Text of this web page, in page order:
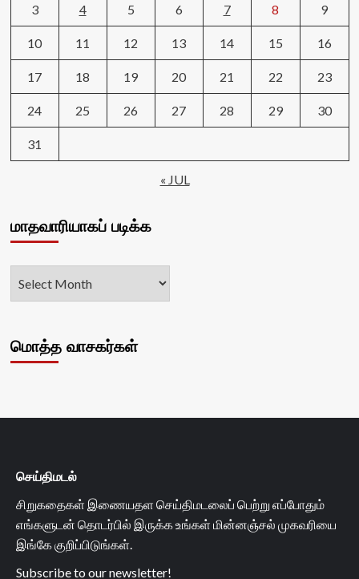
3 4 5 6 7 8 9
10 11 12 13 14 15 16
17 18 19 20 21 22 23
24 25 26 27 28 29 30
31
« JUL
மாதவாரியாகப் படிக்க
மொத்த வாசகர்கள்
செய்திமடல்
சிறுகதைகள் இணையதள செய்திமடலைப் பெற்று எப்போதும்
எங்களுடன் தொடர்பில் இருக்க உங்கள் மின்னஞ்சல் முகவரியை
இங்கே குறிப்பிடுங்கள்.
Subscribe to our newsletter!